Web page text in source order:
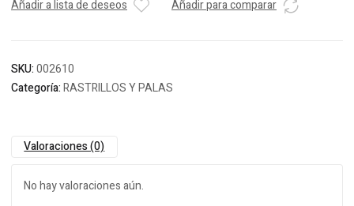
Añadir a lista de deseos Añadir para comparar
SKU:002610
Categoría:RASTRILLOS Y PALAS
Valoraciones (0)
No hay valoraciones aún.